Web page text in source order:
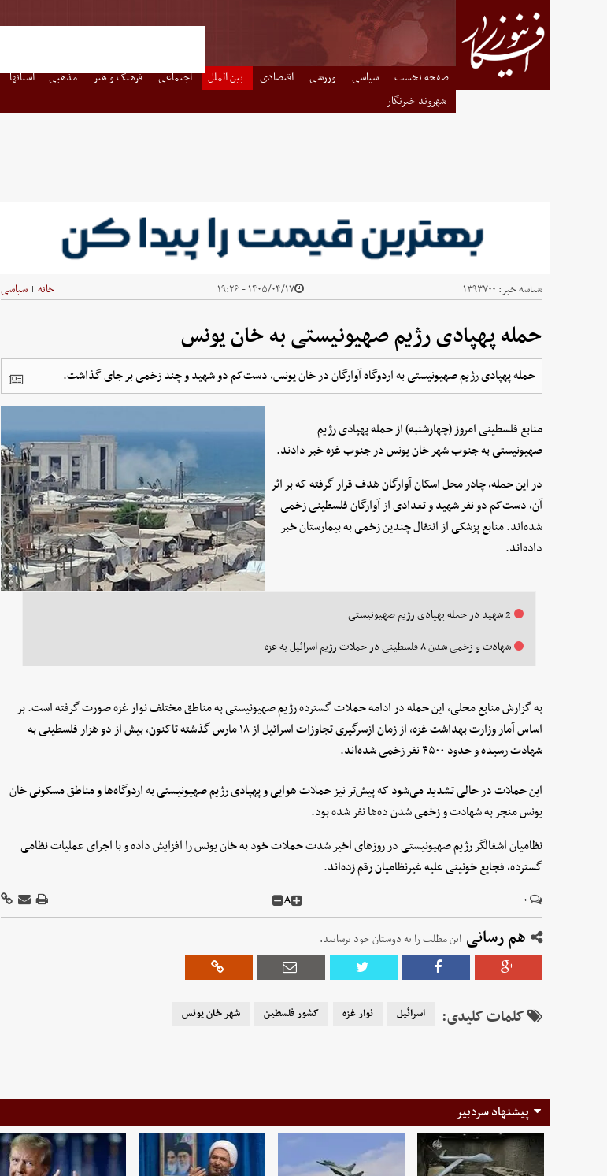
صفحه نخست سیاسی ورزشی اقتصادی بین الملل اجتماعی فرهنگ و هنر مذهبی استانها
شهروند خبرنگار
شناسه خبر: ۱۳۹۳۷۰۰ ۱۴۰۵/۰۴/۱۷ - ۱۹:۲۶ خانه | سیاسی
حمله پهپادی رژیم صهیونیستی به خان یونس
حمله پهپادی رژیم صهیونیستی به اردوگاه آوارگان در خان یونس، دست‌کم دو شهید و چند زخمی بر جای گذاشت.
منابع فلسطینی امروز (چهارشنبه) از حمله پهپادی رژیم
صهیونیستی به جنوب شهر خان یونس در جنوب غزه خبر دادند.
در این حمله، چادر محل اسکان آوارگان هدف قرار گرفته که بر اثر
آن، دست‌کم دو نفر شهید و تعدادی از آوارگان فلسطینی زخمی
شده‌اند. منابع پزشکی از انتقال چندین زخمی به بیمارستان خبر
داده‌اند.
2 شهید در حمله پهپادی رژیم صهیونیستی
شهادت و زخمی شدن ۸ فلسطینی در حملات رژیم اسرائیل به غزه
به گزارش منابع محلی، این حمله در ادامه حملات گسترده رژیم صهیونیستی به مناطق مختلف نوار غزه صورت گرفته است. بر
اساس آمار وزارت بهداشت غزه، از زمان ازسرگیری تجاوزات اسرائیل از ۱۸ مارس گذشته تاکنون، بیش از دو هزار فلسطینی به
شهادت رسیده و حدود ۴۵۰۰ نفر زخمی شده‌اند.
این حملات در حالی تشدید می‌شود که پیش‌تر نیز حملات هوایی و پهپادی رژیم صهیونیستی به اردوگاه‌ها و مناطق مسکونی خان
یونس منجر به شهادت و زخمی شدن ده‌ها نفر شده بود.
نظامیان اشغالگر رژیم صهیونیستی در روزهای اخیر شدت حملات خود به خان یونس را افزایش داده و با اجرای عملیات نظامی
گسترده، فجایع خونینی علیه غیرنظامیان رقم زده‌اند.
۰ A
هم رسانی این مطلب را به دوستان خود برسانید.
کلمات کلیدی: اسرائیل نوار غزه کشور فلسطین شهر خان یونس
پیشنهاد سردبیر